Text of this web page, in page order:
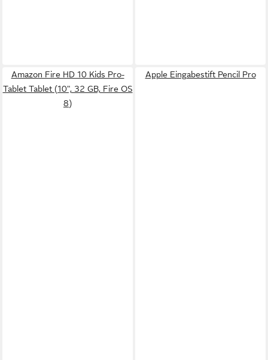
Amazon Fire HD 10 Kids Pro-
Tablet Tablet (10", 32 GB, Fire OS
8)
Apple Eingabestift Pencil Pro